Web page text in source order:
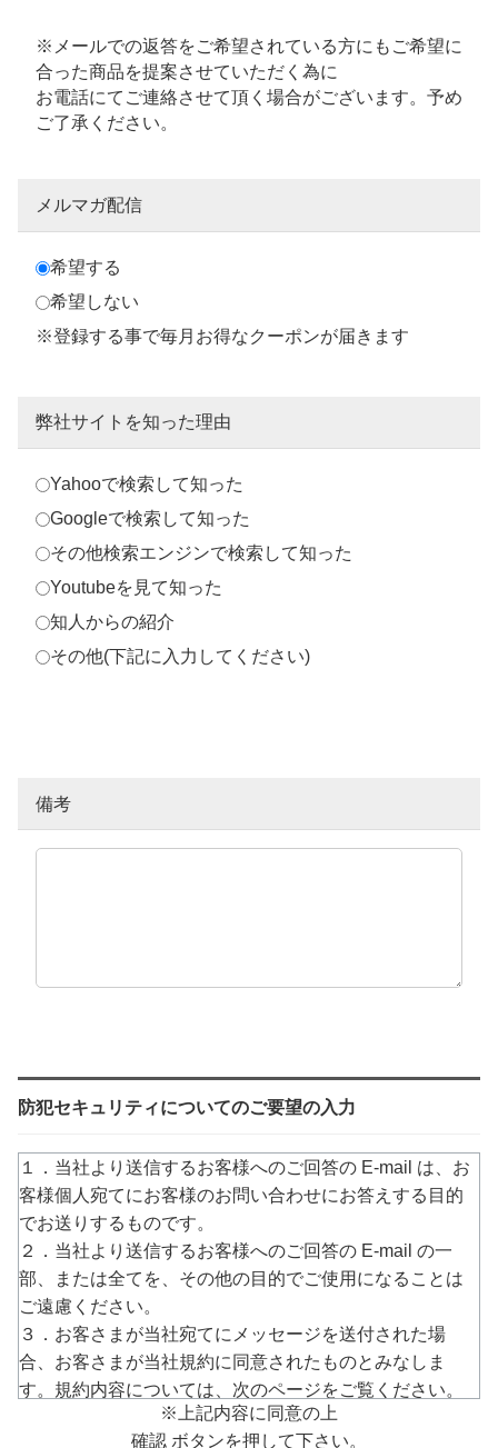
※メールでの返答をご希望されている方にもご希望に
合った商品を提案させていただく為に
お電話にてご連絡させて頂く場合がございます。予め
ご了承ください。
メルマガ配信
希望する
希望しない
※登録する事で毎月お得なクーポンが届きます
弊社サイトを知った理由
Yahooで検索して知った
Googleで検索して知った
その他検索エンジンで検索して知った
Youtubeを見て知った
知人からの紹介
その他(下記に入力してください)
備考
防犯セキュリティについてのご要望の入力
１．当社より送信するお客様へのご回答の E-mail は、お
客様個人宛てにお客様のお問い合わせにお答えする目的
でお送りするものです。
２．当社より送信するお客様へのご回答の E-mail の一
部、または全てを、その他の目的でご使用になることは
ご遠慮ください。
３．お客さまが当社宛てにメッセージを送付された場
合、お客さまが当社規約に同意されたものとみなしま
す。規約内容については、次のページをご覧ください。
https://www.arucom.ne.jp/rule/index.html
※上記内容に同意の上
確認 ボタンを押して下さい。